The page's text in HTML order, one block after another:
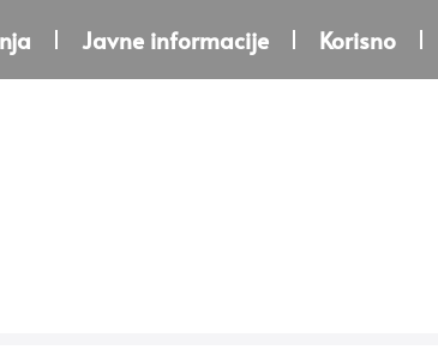
Javne informacije Korisno